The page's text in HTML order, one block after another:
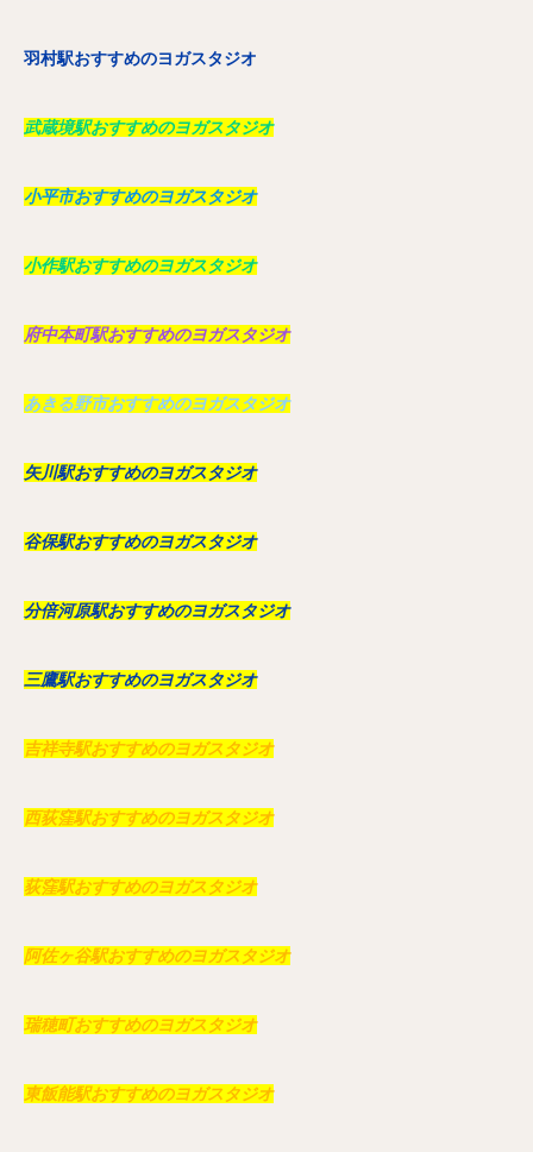
羽村駅おすすめのヨガスタジオ
武蔵境駅おすすめのヨガスタジオ
小平市おすすめのヨガスタジオ
小作駅おすすめのヨガスタジオ
府中本町駅おすすめのヨガスタジオ
あきる野市おすすめのヨガスタジオ
矢川駅おすすめのヨガスタジオ
谷保駅おすすめのヨガスタジオ
分倍河原駅おすすめのヨガスタジオ
三鷹駅おすすめのヨガスタジオ
吉祥寺駅おすすめのヨガスタジオ
西荻窪駅おすすめのヨガスタジオ
荻窪駅おすすめのヨガスタジオ
阿佐ヶ谷駅おすすめのヨガスタジオ
瑞穂町おすすめのヨガスタジオ
東飯能駅おすすめのヨガスタジオ